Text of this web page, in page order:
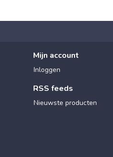
Mijn account
Inloggen
RSS feeds
Nieuwste producten